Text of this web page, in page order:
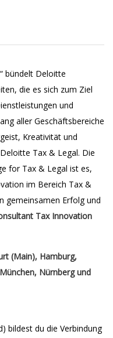
bündelt Deloitte
die es sich zum Ziel
und
aller Geschäftsbereiche
Kreativität und
Tax & Legal. Die
for Tax & Legal ist es,
im Bereich Tax &
gemeinsamen Erfolg und
Tax Innovation
(Main), Hamburg,
, Nürnbergund
bildest du die Verbindung